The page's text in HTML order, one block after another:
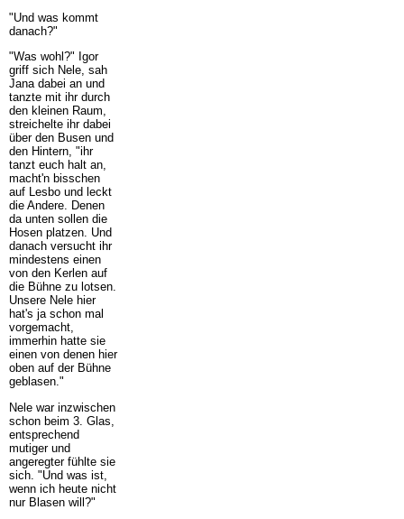
"Und was kommt
danach?"
"Was wohl?" Igor
griff sich Nele, sah
Jana dabei an und
tanzte mit ihr durch
den kleinen Raum,
streichelte ihr dabei
über den Busen und
den Hintern, "ihr
tanzt euch halt an,
macht'n bisschen
auf Lesbo und leckt
die Andere. Denen
da unten sollen die
Hosen platzen. Und
danach versucht ihr
mindestens einen
von den Kerlen auf
die Bühne zu lotsen.
Unsere Nele hier
hat's ja schon mal
vorgemacht,
immerhin hatte sie
einen von denen hier
oben auf der Bühne
geblasen."
Nele war inzwischen
schon beim 3. Glas,
entsprechend
mutiger und
angeregter fühlte sie
sich. "Und was ist,
wenn ich heute nicht
nur Blasen will?"